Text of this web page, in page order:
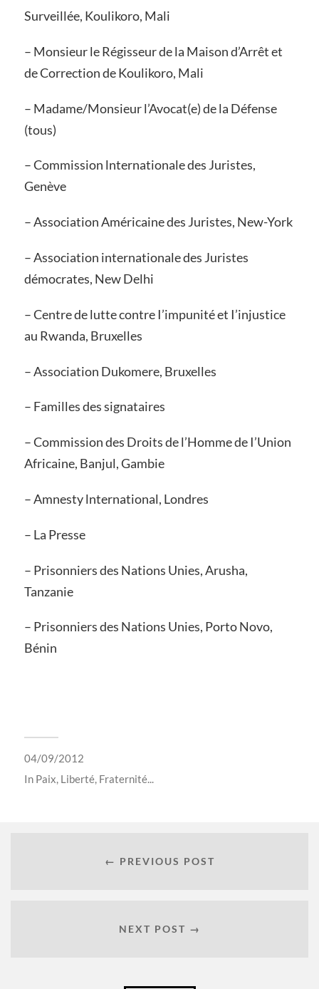
Surveillée, Koulikoro, Mali
– Monsieur le Régisseur de la Maison d’Arrêt et
de Correction de Koulikoro, Mali
– Madame/Monsieur l’Avocat(e) de la Défense
(tous)
– Commission lnternationale des Juristes,
Genève
– Association Américaine des Juristes, New-York
– Association internationale des Juristes
démocrates, New Delhi
– Centre de lutte contre I’impunité et I’injustice
au Rwanda, Bruxelles
– Association Dukomere, Bruxelles
– Familles des signataires
– Commission des Droits de l’Homme de I’Union
Africaine, Banjul, Gambie
– Amnesty lnternational, Londres
– La Presse
– Prisonniers des Nations Unies, Arusha,
Tanzanie
– Prisonniers des Nations Unies, Porto Novo,
Bénin
04/09/2012
In Paix, Liberté, Fraternité...
← PREVIOUS POST
NEXT POST →